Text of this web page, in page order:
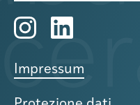
Impressum